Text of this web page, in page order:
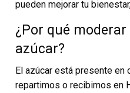
pueden mejorar tu
¿Por qué
azúcar?
El azúcar está presente
repartimos o recibimos en